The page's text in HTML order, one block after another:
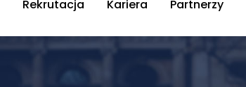
Rekrutacja Kariera Partnerzy